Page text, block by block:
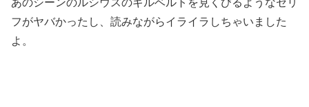
フがヤバかったし、読みながらイライラしちゃいました
よ。